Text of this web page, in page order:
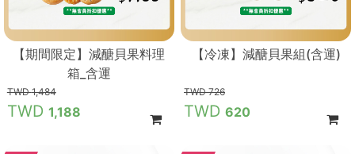
【期間限定】減醣貝果料理
箱_含運
1,484
1,188
【冷凍】減醣貝果組(含運)
726
620